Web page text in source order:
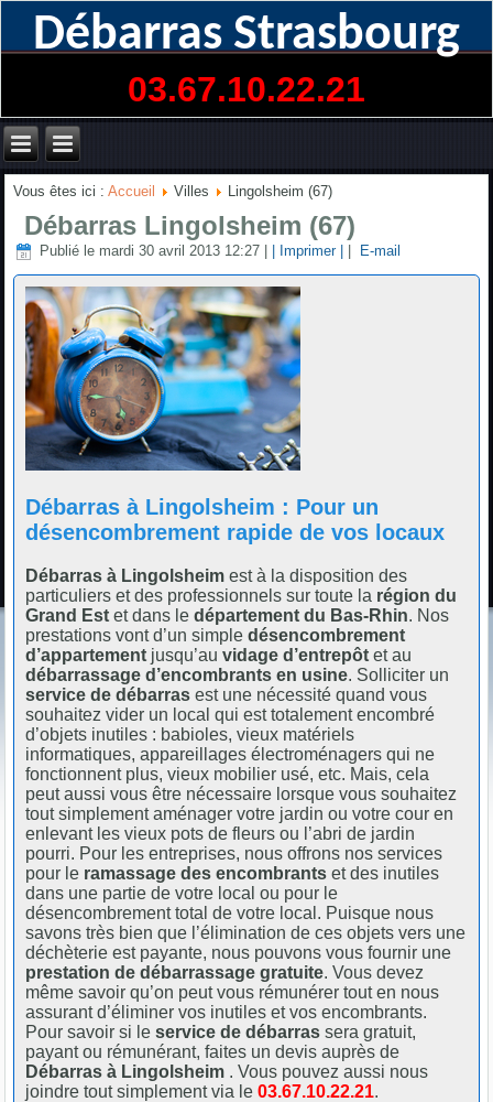
Débarras Strasbourg
03.67.10.22.21
Vous êtes ici :Accueil Villes Lingolsheim (67)
Débarras Lingolsheim (67)
Publié le mardi 30 avril 2013 12:27 | Imprimer | E-mail
Débarras à Lingolsheim : Pour un
désencombrement rapide de vos locaux
Débarras à Lingolsheimest à la disposition des
particuliers et des professionnels sur toute la région du
Grand Est et dans ledépartement du Bas-Rhin. Nos
prestations vont d’un simpledésencombrement
d’appartement jusqu’auvidage d’entrepôt et au
débarrassage d’encombrants en usine. Solliciter un
service de débarras est une nécessité quand vous
souhaitez vider un local qui est totalement encombré
d’objets inutiles : babioles, vieux matériels
informatiques, appareillages électroménagers qui ne
fonctionnent plus, vieux mobilier usé, etc. Mais, cela
peut aussi vous être nécessaire lorsque vous souhaitez
tout simplement aménager votre jardin ou votre cour en
enlevant les vieux pots de fleurs ou l’abri de jardin
pourri. Pour les entreprises, nous offrons nos services
pour le ramassage des encombrants et des inutiles
dans une partie de votre local ou pour le
désencombrement total de votre local. Puisque nous
savons très bien que l’élimination de ces objets vers une
déchèterie est payante, nous pouvons vous fournir une
prestation de débarrassage gratuite. Vous devez
même savoir qu’on peut vous rémunérer tout en nous
assurant d’éliminer vos inutiles et vos encombrants.
Pour savoir si leservice de débarras sera gratuit,
payant ou rémunérant, faites un devis auprès de
Débarras à Lingolsheim . Vous pouvez aussi nous
joindre tout simplement via le03.67.10.22.21.